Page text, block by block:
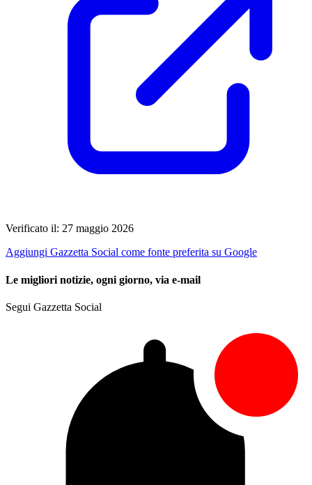
Verificato il: 27 maggio 2026
Aggiungi Gazzetta Social come fonte preferita su Google
Le migliori notizie, ogni giorno, via e-mail
Segui Gazzetta Social